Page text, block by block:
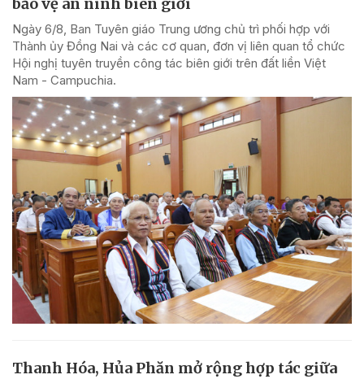
bảo vệ an ninh biên giới
Ngày 6/8, Ban Tuyên giáo Trung ương chủ trì phối hợp với
Thành ủy Đồng Nai và các cơ quan, đơn vị liên quan tổ chức
Hội nghị tuyên truyền công tác biên giới trên đất liền Việt
Nam - Campuchia.
Thanh Hóa, Hủa Phăn mở rộng hợp tác giữa